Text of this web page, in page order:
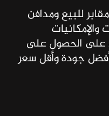
للبيع ومدافن
على الحصول على
جودة وأقل سعر